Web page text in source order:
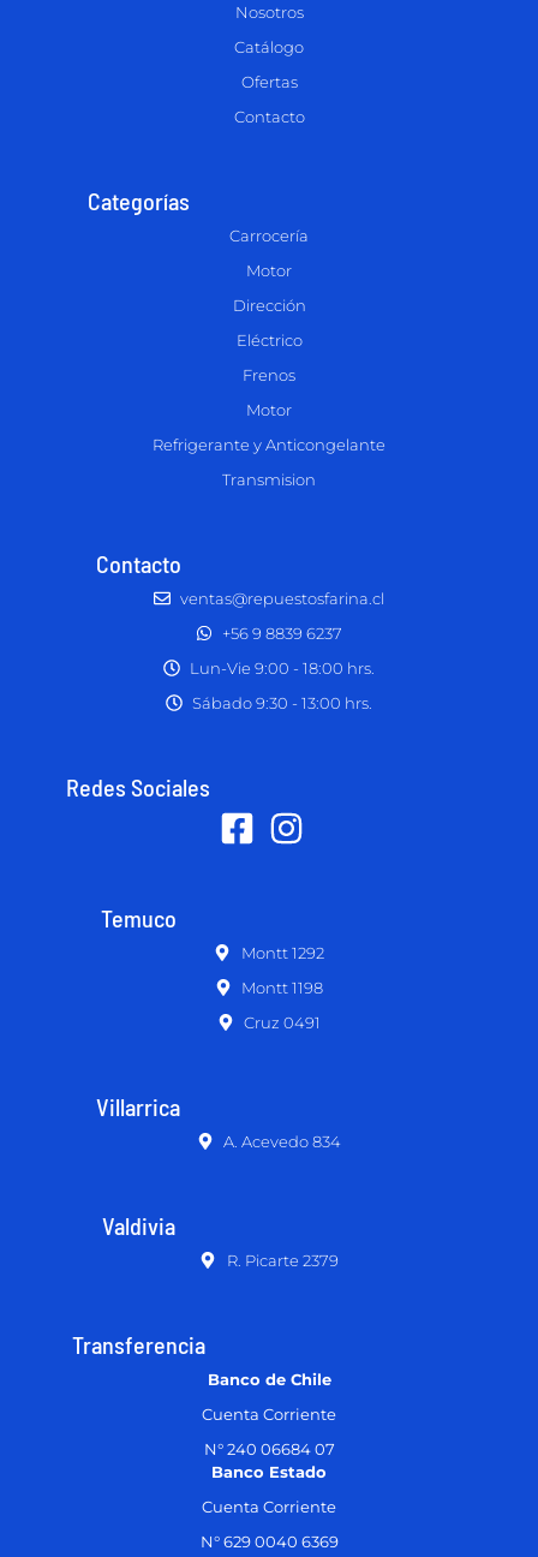
Nosotros
Catálogo
Ofertas
Contacto
Categorías
Carrocería
Motor
Dirección
Eléctrico
Frenos
Motor
Refrigerante y Anticongelante
Transmision
Contacto
ventas@repuestosfarina.cl
+56 9 8839 6237
Lun-Vie 9:00 - 18:00 hrs.
Sábado 9:30 - 13:00 hrs.
Redes Sociales
Temuco
Montt 1292
Montt 1198
Cruz 0491
Villarrica
A. Acevedo 834
Valdivia
R. Picarte 2379
Transferencia
Banco de Chile
Cuenta Corriente
N° 240 06684 07
Banco Estado
Cuenta Corriente
N° 629 0040 6369